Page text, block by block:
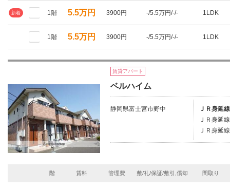
新着 1階 5.5万円 3900円 -/5.5万円/-/- 1LDK
1階 5.5万円 3900円 -/5.5万円/-/- 1LDK
賃貸アパート
ベルハイム
静岡県富士宮市野中
ＪＲ身延
ＪＲ身延
ＪＲ身延
階 賃料 管理費 敷/礼/保証/敷引,償却 間取り